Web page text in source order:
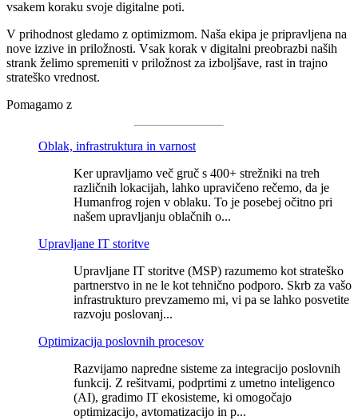
vsakem koraku svoje digitalne poti.
V prihodnost gledamo z optimizmom. Naša ekipa je pripravljena na
nove izzive in priložnosti. Vsak korak v digitalni preobrazbi naših
strank želimo spremeniti v priložnost za izboljšave, rast in trajno
strateško vrednost.
Pomagamo z
Oblak, infrastruktura in varnost
Ker upravljamo več gruč s 400+ strežniki na treh
različnih lokacijah, lahko upravičeno rečemo, da je
Humanfrog rojen v oblaku. To je posebej očitno pri
našem upravljanju oblačnih o...
Upravljane IT storitve
Upravljane IT storitve (MSP) razumemo kot strateško
partnerstvo in ne le kot tehnično podporo. Skrb za vašo
infrastrukturo prevzamemo mi, vi pa se lahko posvetite
razvoju poslovanj...
Optimizacija poslovnih procesov
Razvijamo napredne sisteme za integracijo poslovnih
funkcij. Z rešitvami, podprtimi z umetno inteligenco
(AI), gradimo IT ekosisteme, ki omogočajo
optimizacijo, avtomatizacijo in p...